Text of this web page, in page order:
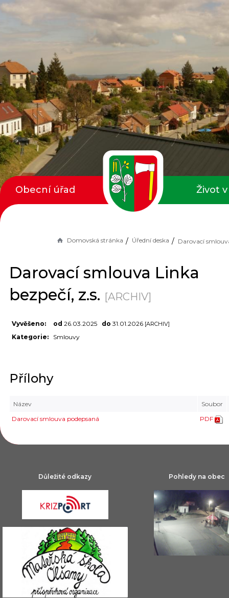
Domovská stránka Úřední deska
Darovací smlouva Linka
bezpečí, z.s. [ARCHIV]
Vyvěšeno: od 26.03.2025 do 31.01.2026 [ARCHIV]
Kategorie: Smlouvy
Přílohy
Název
Soubor
Darovací smlouva podepsaná
PDF
Obecní úřad Život
Důležité odkazy Pohledy na obec